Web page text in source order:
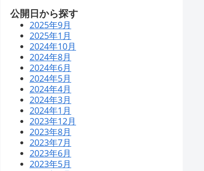
公開日から探す
2025年9月
2025年1月
2024年10月
2024年8月
2024年6月
2024年5月
2024年4月
2024年3月
2024年1月
2023年12月
2023年8月
2023年7月
2023年6月
2023年5月